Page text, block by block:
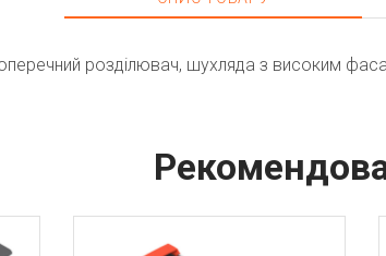
розділювач, шухляда з високим